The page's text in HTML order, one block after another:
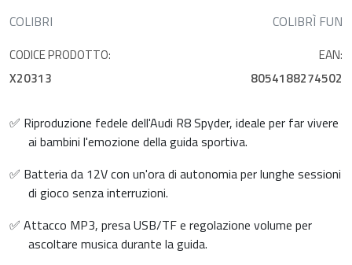
COLIBRI
COLIBRÌ FUN
CODICE PRODOTTO:
X20313
EAN:
8054188274502
✅ Riproduzione fedele dell'Audi R8 Spyder, ideale per far vivere
ai bambini l'emozione della guida sportiva.
✅ Batteria da 12V con un'ora di autonomia per lunghe sessioni
di gioco senza interruzioni.
✅ Attacco MP3, presa USB/TF e regolazione volume per
ascoltare musica durante la guida.